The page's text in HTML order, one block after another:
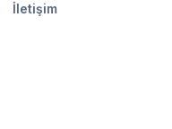
İletişim